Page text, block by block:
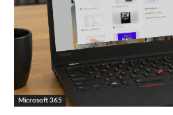
Microsoft 365